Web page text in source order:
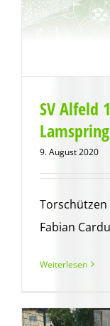
SV Alfeld
9. August 2020
Fabian
Weiterlesen